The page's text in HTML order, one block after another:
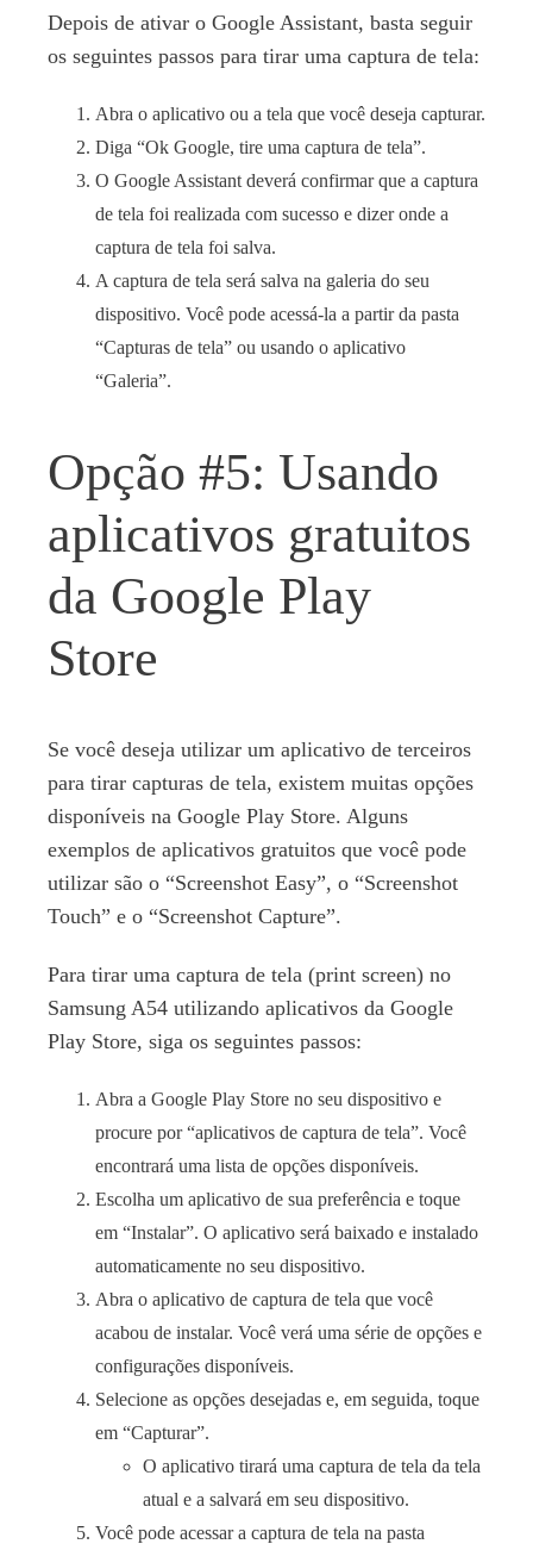
Depois de ativar o Google Assistant, basta seguir
os seguintes passos para tirar uma captura de tela:
Abra o aplicativo ou a tela que você deseja capturar.
Diga “Ok Google, tire uma captura de tela”.
O Google Assistant deverá confirmar que a captura
de tela foi realizada com sucesso e dizer onde a
captura de tela foi salva.
A captura de tela será salva na galeria do seu
dispositivo. Você pode acessá-la a partir da pasta
“Capturas de tela” ou usando o aplicativo
“Galeria”.
Opção #5: Usando
aplicativos gratuitos
da Google Play
Store
Se você deseja utilizar um aplicativo de terceiros
para tirar capturas de tela, existem muitas opções
disponíveis na Google Play Store. Alguns
exemplos de aplicativos gratuitos que você pode
utilizar são o “Screenshot Easy”, o “Screenshot
Touch” e o “Screenshot Capture”.
Para tirar uma captura de tela (print screen) no
Samsung A54 utilizando aplicativos da Google
Play Store, siga os seguintes passos:
Abra a Google Play Store no seu dispositivo e
procure por “aplicativos de captura de tela”. Você
encontrará uma lista de opções disponíveis.
Escolha um aplicativo de sua preferência e toque
em “Instalar”. O aplicativo será baixado e instalado
automaticamente no seu dispositivo.
Abra o aplicativo de captura de tela que você
acabou de instalar. Você verá uma série de opções e
configurações disponíveis.
Selecione as opções desejadas e, em seguida, toque
em “Capturar”.
O aplicativo tirará uma captura de tela da tela
atual e a salvará em seu dispositivo.
Você pode acessar a captura de tela na pasta